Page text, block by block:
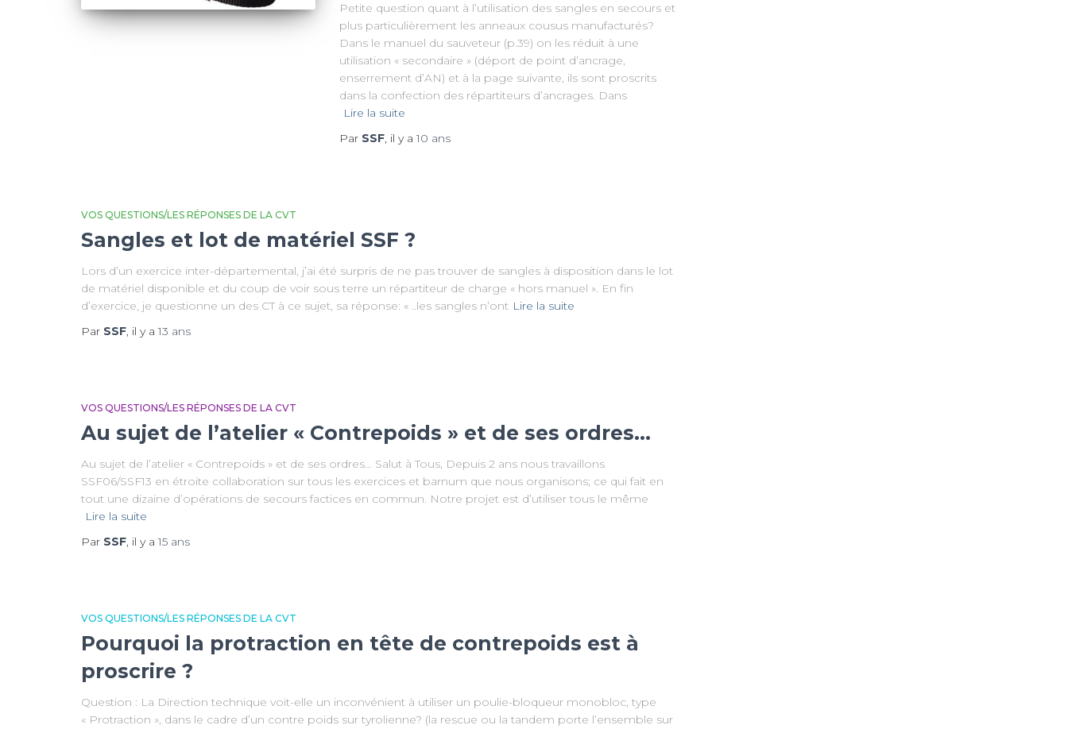
Petite question quant à l’utilisation des sangles en secours et
plus particulièrement les anneaux cousus manufacturés?
Dans le manuel du sauveteur (p.39) on les réduit à une
utilisation « secondaire » (déport de point d’ancrage,
enserrement d’AN) et à la page suivante, ils sont proscrits
dans la confection des répartiteurs d’ancrages. Dans
Lire la suite
Par SSF, il y a10 ans
VOS QUESTIONS/LES RÉPONSES DE LA CVT
Sangles et lot de matériel SSF ?
Lors d’un exercice inter-départemental, j’ai été surpris de ne pas trouver de sangles à disposition dans le lot
de matériel disponible et du coup de voir sous terre un répartiteur de charge « hors manuel ». En fin
d’exercice, je questionne un des CT à ce sujet, sa réponse: « ..les sangles n’ont Lire la suite
Par SSF, il y a13 ans
VOS QUESTIONS/LES RÉPONSES DE LA CVT
Au sujet de l’atelier « Contrepoids » et de ses ordres…
Au sujet de l’atelier « Contrepoids » et de ses ordres… Salut à Tous, Depuis 2 ans nous travaillons
SSF06/SSF13 en étroite collaboration sur tous les exercices et barnum que nous organisons; ce qui fait en
tout une dizaine d’opérations de secours factices en commun. Notre projet est d’utiliser tous le même
Lire la suite
Par SSF, il y a15 ans
VOS QUESTIONS/LES RÉPONSES DE LA CVT
Pourquoi la protraction en tête de contrepoids est à
proscrire ?
Question : La Direction technique voit-elle un inconvénient à utiliser un poulie-bloqueur monobloc, type
« Protraction », dans le cadre d’un contre poids sur tyrolienne? (la rescue ou la tandem porte l’ensemble sur